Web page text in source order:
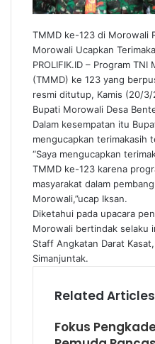
TMMD ke-123 di Morowali
Morowali Ucapkan
PROLIFIK.ID – Program
(TMMD) ke 123 yang
resmi ditutup, Kamis (20/
Bupati Morowali Desa
Dalam kesempatan itu
mengucapkan terimakasih
“Saya mengucapkan
TMMD ke-123 karena
masyarakat dalam
Morowali,”ucap Iksan.
Diketahui pada upacara
Morowali bertindak selaku
Staff Angkatan Darat
Simanjuntak.
Related Articles
Fokus